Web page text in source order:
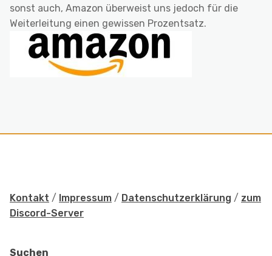
sonst auch, Amazon überweist uns jedoch für die
Weiterleitung einen gewissen Prozentsatz.
Kontakt / Impressum / Datenschutzerklärung / zum
Discord-Server
Suchen